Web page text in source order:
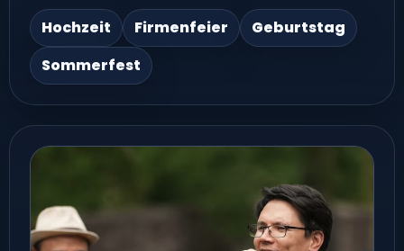
Hochzeit Firmenfeier
Geburtstag
Sommerfest